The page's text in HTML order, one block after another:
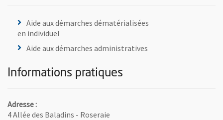
Aide aux démarches dématérialisées
en individuel
Aide aux démarches administratives
Informations pratiques
Adresse :
4 Allée des Baladins - Roseraie